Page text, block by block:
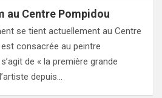
au Centre Pompidou
se tient actuellement au Centre
consacrée au peintre
de « la première grande
depuis…